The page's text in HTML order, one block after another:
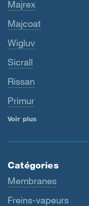
Majrex
Majcoat
Wigluv
Sicrall
Rissan
Primur
Voir plus
Catégories
Membranes
Freins-vapeurs